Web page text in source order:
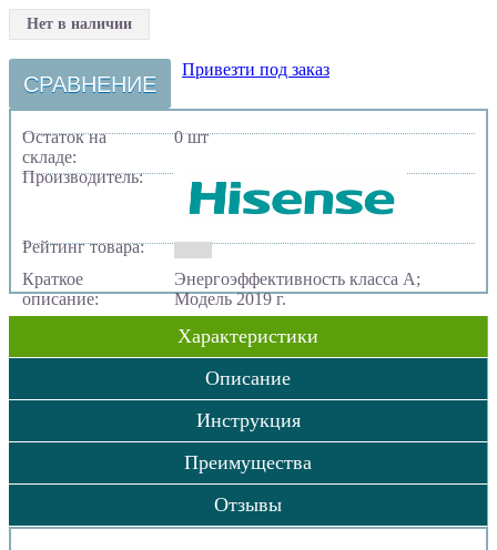
Нет в наличии
СРАВНЕНИЕ
Привезти под заказ
Остаток на
складе:
0 шт
Производитель:
Рейтинг товара:
Краткое
описание:
Энергоэффективность класса А;
Модель 2019 г.
Характеристики
Описание
Инструкция
Преимущества
Отзывы